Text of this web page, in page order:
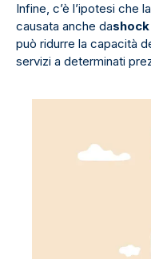
Infine, c’è l’ipotesi che
causata anche da
può ridurre la capacità
servizi a determinati